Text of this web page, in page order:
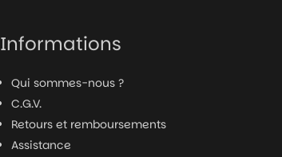
Informations
Qui sommes-nous ?
C.G.V.
Retours et remboursements
Assistance